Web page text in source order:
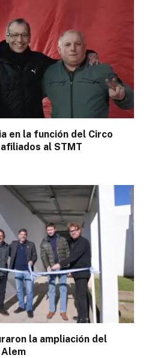
en la función del Circo
al STMT
la ampliación del